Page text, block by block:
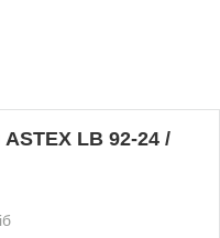
LB 92-24 /